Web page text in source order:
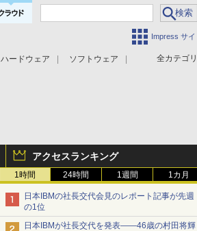
Impress サイ
全カテゴリ
ハードウェア
ソフトウェア
アクセスランキング
1時間 24時間 1週間 1カ月
日本IBMの社長交代会見のレポート記事が先週
の1位
日本IBMが社長交代を発表――46歳の村田将輝